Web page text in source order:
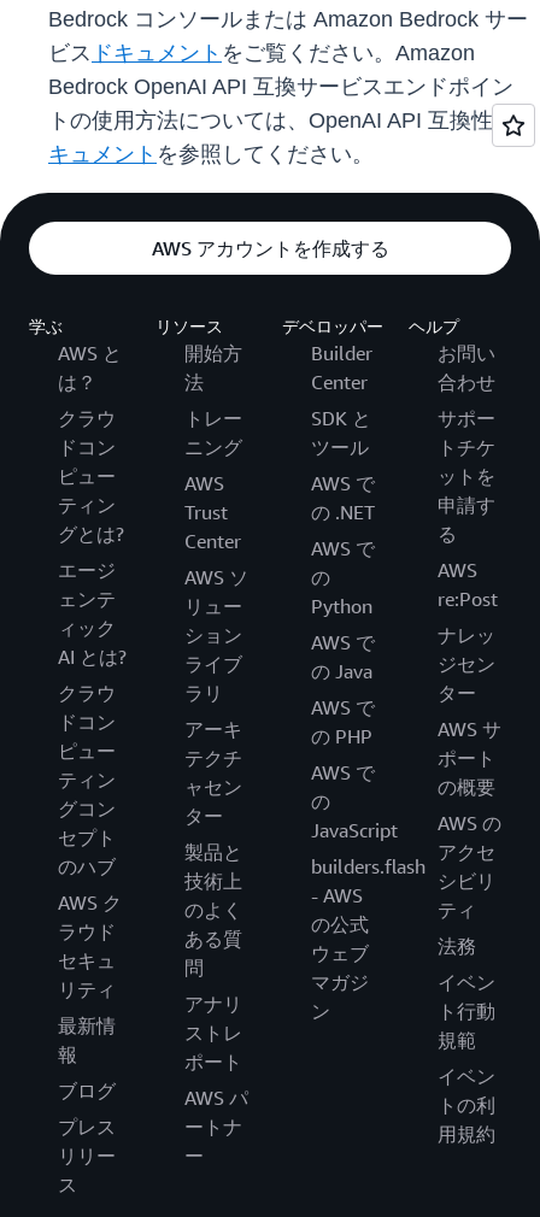
Bedrock コンソールまたは Amazon Bedrock サー
ビス ドキュメント をご覧ください。Amazon
Bedrock OpenAI API 互換サービスエンドポイン
トの使用方法については、OpenAI API 互換性 ド
キュメント を参照してください。
AWS アカウントを作成する
学ぶ
AWS と
は？
クラウ
ドコン
ピュー
ティン
グとは?
エージ
ェンテ
ィック
AI とは?
クラウ
ドコン
ピュー
ティン
グコン
セプト
のハブ
AWS ク
ラウド
セキュ
リティ
最新情
報
ブログ
プレス
リリー
ス
リソース
開始方
法
トレー
ニング
AWS
Trust
Center
AWS ソ
リュー
ション
ライブ
ラリ
アーキ
テクチ
ャセン
ター
製品と
技術上
のよく
ある質
問
アナリ
ストレ
ポート
AWS パ
ートナ
ー
デベロッパー
Builder
Center
SDK と
ツール
AWS で
の .NET
AWS で
の
Python
AWS で
の Java
AWS で
の PHP
AWS で
の
JavaScript
builders.flash
- AWS
の公式
ウェブ
マガジ
ン
ヘルプ
お問い
合わせ
サポー
トチケ
ットを
申請す
る
AWS
re:Post
ナレッ
ジセン
ター
AWS サ
ポート
の概要
AWS の
アクセ
シビリ
ティ
法務
イベン
ト行動
規範
イベン
トの利
用規約